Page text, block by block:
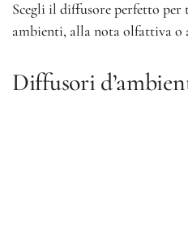
Diffusori
Scegli il diffusore perfetto per
ambienti, alla nota olfattiva o